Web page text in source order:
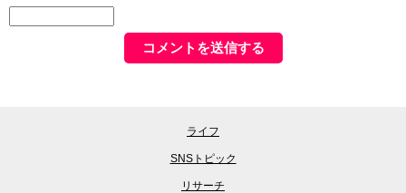
ライフ
SNSトピック
リサーチ